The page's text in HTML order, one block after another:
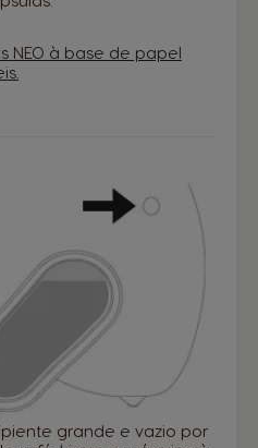
NEO à base de papel
grande e vazio por